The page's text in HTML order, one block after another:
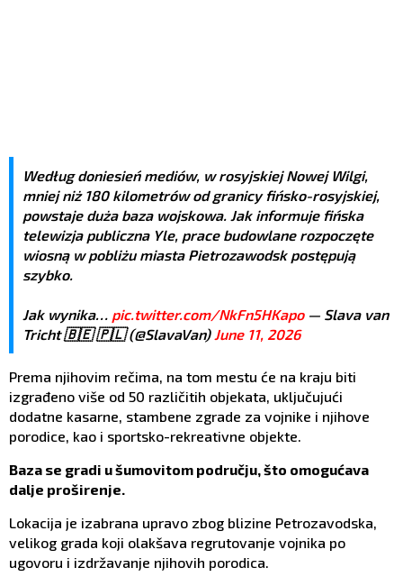
Według doniesień mediów, w rosyjskiej Nowej Wilgi,
mniej niż 180 kilometrów od granicy fińsko-rosyjskiej,
powstaje duża baza wojskowa. Jak informuje fińska
telewizja publiczna Yle, prace budowlane rozpoczęte
wiosną w pobliżu miasta Pietrozawodsk postępują
szybko.
Jak wynika… pic.twitter.com/NkFn5HKapo— Slava van
Tricht 🇧🇪 🇵🇱 (@SlavaVan) June 11, 2026
Prema njihovim rečima, na tom mestu će na kraju biti
izgrađeno više od 50 različitih objekata, uključujući
dodatne kasarne, stambene zgrade za vojnike i njihove
porodice, kao i sportsko-rekreativne objekte.
Baza se gradi u šumovitom području, što omogućava
dalje proširenje.
Lokacija je izabrana upravo zbog blizine Petrozavodska,
velikog grada koji olakšava regrutovanje vojnika po
ugovoru i izdržavanje njihovih porodica.